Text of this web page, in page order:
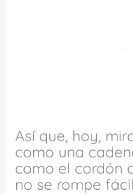
Así que, hoy,
como una
como el cordón
no se rompe